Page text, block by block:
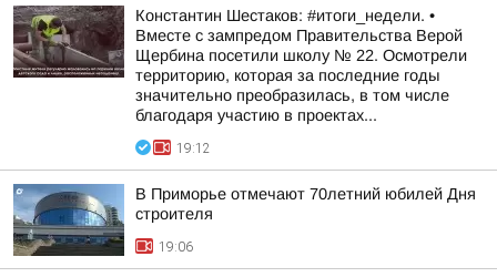
Константин Шестаков: #итоги_недели. •
Вместе с зампредом Правительства Верой
Щербина посетили школу № 22. Осмотрели
территорию, которая за последние годы
значительно преобразилась, в том числе
благодаря участию в проектах...
19:12
В Приморье отмечают 70летний юбилей Дня
строителя
19:06